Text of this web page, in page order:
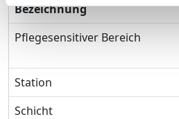
Bezeichnung
Pflegesensitiver Bereich
Station
Schicht